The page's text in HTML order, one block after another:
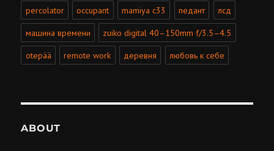
percolator occupant mamiya c33 педант лсд
машина времени zuiko digital 40–150mm f/3.5–4.5
otepää remote work деревня любовь к себе
ABOUT